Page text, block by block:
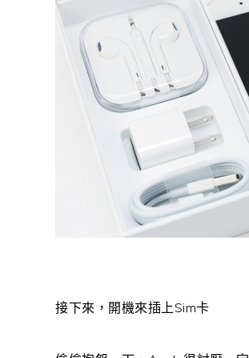
接下來，開機來插上Sim卡